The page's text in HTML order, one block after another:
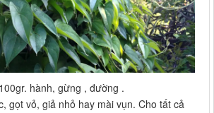
hành, gừng , đường .
gọt vỏ, giả nhỏ hay mài vụn. Cho tất cả